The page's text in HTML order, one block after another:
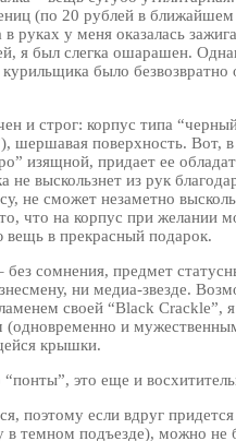
(по 20 рублей в ближайшем
руках у меня оказалась
я был слегка ошарашен.
было безвозвратно
и строг: корпус типа
шершавая поверхность. Вот,
изящной, придает ее
не выскользнет из рук
не сможет незаметно
что на корпус при желании
в прекрасный подарок.
сомнения, предмет
ни медиа-звезде.
своей “Black Crackle”,
и
крышки.
это еще и
поэтому если вдруг
темном подъезде), можно не